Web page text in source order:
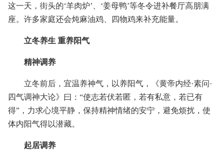
这一天，街头的‘羊肉炉’、‘姜母鸭’等冬令进补餐厅高朋满
座。许多家庭还会炖麻油鸡、四物鸡来补充能量。
立冬养生 重养阳气
精神调养
立冬前后，宜温养神气，以养阳气，《黄帝内经·素问·
四气调神大论》曰：“使志若伏若匿，若有私意，若已有
得”，力求心境平静，保持精神情绪的安宁，避免烦扰，使
体内阳气得以潜藏。
起居调养